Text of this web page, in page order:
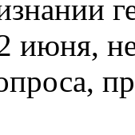
июня,